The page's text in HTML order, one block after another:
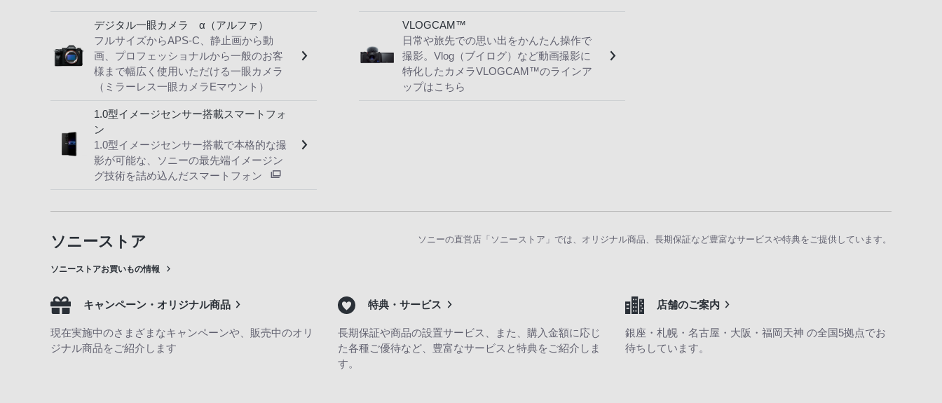
デジタル一眼カメラ α（アルファ）
フルサイズからAPS-C、静止画から動
画、プロフェッショナルから一般のお客
様まで幅広く使用いただける一眼カメラ
（ミラーレス一眼カメラEマウント）
VLOGCAM™
日常や旅先での思い出をかんたん操作で
撮影。Vlog（ブイログ）など動画撮影に
特化したカメラVLOGCAM™のラインア
ップはこちら
1.0型イメージセンサー搭載スマートフォ
ン
1.0型イメージセンサー搭載で本格的な撮
影が可能な、ソニーの最先端イメージン
グ技術を詰め込んだスマートフォン
ソニーストア ソニーの直営店「ソニーストア」では、オリジナル商品、長期保証など豊富なサービスや特典をご提供しています。
ソニーストアお買いもの情報
キャンペーン・オリジナル商品
現在実施中のさまざまなキャンペーンや、販売中のオリ
ジナル商品をご紹介します
特典・サービス
長期保証や商品の設置サービス、また、購入金額に応じ
た各種ご優待など、豊富なサービスと特典をご紹介しま
す。
店舗のご案内
銀座・札幌・名古屋・大阪・福岡天神 の全国5拠点でお
待ちしています。